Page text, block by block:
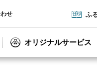
せ ふ
オリジナルサービス